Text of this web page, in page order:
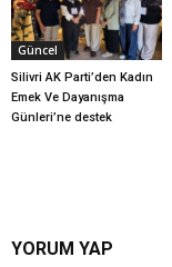
Güncel
Silivri AK Parti’den Kadın
Emek Ve Dayanışma
Günleri’ne destek
YORUM YAP